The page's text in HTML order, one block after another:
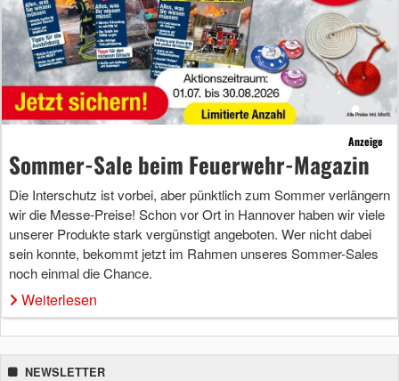
Anzeige
Sommer-Sale beim Feuerwehr-Magazin
Die Interschutz ist vorbei, aber pünktlich zum Sommer verlängern
wir die Messe-Preise! Schon vor Ort in Hannover haben wir viele
unserer Produkte stark vergünstigt angeboten. Wer nicht dabei
sein konnte, bekommt jetzt im Rahmen unseres Sommer-Sales
noch einmal die Chance.
Weiterlesen
NEWSLETTER